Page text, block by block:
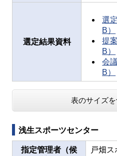
選定結果資料
選
B）
提
B）
会
B）
表のサイズ
浅生スポーツセンター
指定管理者（候
戸畑